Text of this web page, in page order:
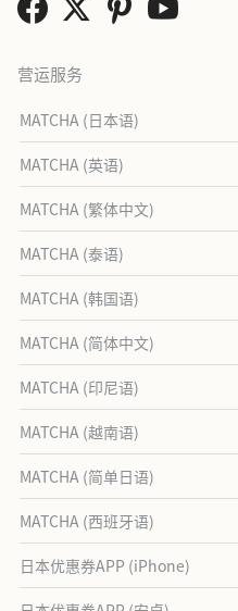
营运服务
MATCHA (日本语)
MATCHA (英语)
MATCHA (繁体中文)
MATCHA (泰语)
MATCHA (韩国语)
MATCHA (简体中文)
MATCHA (印尼语)
MATCHA (越南语)
MATCHA (简单日语)
MATCHA (西班牙语)
日本优惠券APP (iPhone)